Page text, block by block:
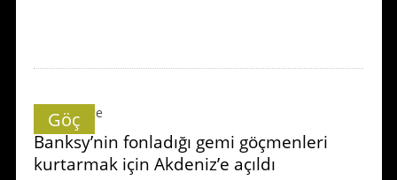
Göç
Banksy’nin fonladığı gemi göçmenleri
kurtarmak için Akdeniz’e açıldı